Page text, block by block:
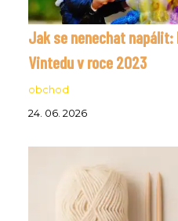
Jak se nenechat
Vintedu v roce 2023
obchod
24. 06. 2026